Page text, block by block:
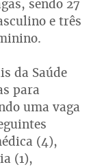
sendo 27
e três
da Saúde
para
uma vaga
(4),
(1),